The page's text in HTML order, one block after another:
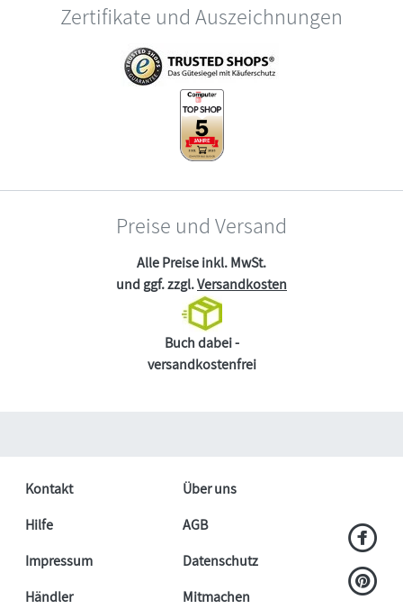
Zertifikate und Auszeichnungen
Preise und Versand
Alle Preise inkl. MwSt.
und ggf. zzgl.Versandkosten
Buch dabei -
versandkostenfrei
Kontakt
Über uns
Hilfe
AGB
Impressum
Datenschutz
Händler
Mitmachen